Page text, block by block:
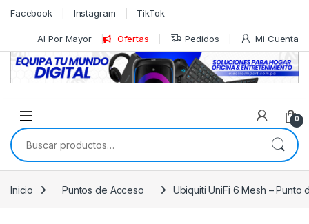
Skip to navigation
Skip to content
Facebook Instagram TikTok
Al Por Mayor Ofertas Pedidos Mi Cuenta
0
Buscar por:
Inicio Puntos de Acceso Ubiquiti UniFi 6 Mesh – Punto